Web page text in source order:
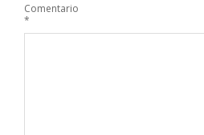
Comentario
*